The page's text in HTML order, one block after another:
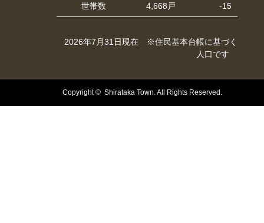
世帯数 4,668戸 -15
2026年7月31日現在 ※住民基本台帳に基づく
人口です
Copyright © Shirataka Town. All Rights Reserved.